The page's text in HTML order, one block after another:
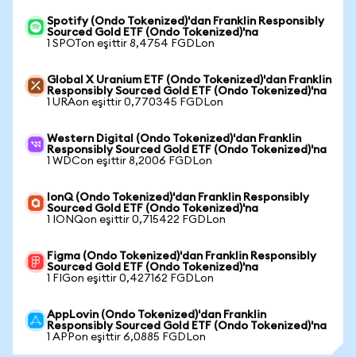
Spotify (Ondo Tokenized)'dan Franklin Responsibly
Sourced Gold ETF (Ondo Tokenized)'na
1 SPOTon eşittir 8,4754 FGDLon
Global X Uranium ETF (Ondo Tokenized)'dan Franklin
Responsibly Sourced Gold ETF (Ondo Tokenized)'na
1 URAon eşittir 0,770345 FGDLon
Western Digital (Ondo Tokenized)'dan Franklin
Responsibly Sourced Gold ETF (Ondo Tokenized)'na
1 WDCon eşittir 8,2006 FGDLon
IonQ (Ondo Tokenized)'dan Franklin Responsibly
Sourced Gold ETF (Ondo Tokenized)'na
1 IONQon eşittir 0,715422 FGDLon
Figma (Ondo Tokenized)'dan Franklin Responsibly
Sourced Gold ETF (Ondo Tokenized)'na
1 FIGon eşittir 0,427162 FGDLon
AppLovin (Ondo Tokenized)'dan Franklin
Responsibly Sourced Gold ETF (Ondo Tokenized)'na
1 APPon eşittir 6,0885 FGDLon